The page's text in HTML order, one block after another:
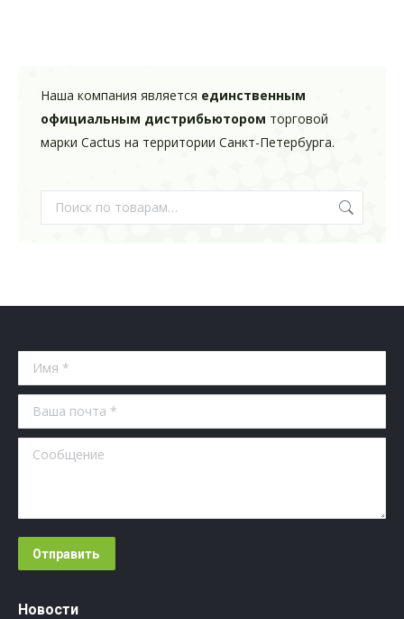
Наша компания является единственным
официальным дистрибьютором торговой
марки Cactus на территории Санкт-Петербурга.
Имя *
Ваша почта *
Сообщение
Отправить
Новости